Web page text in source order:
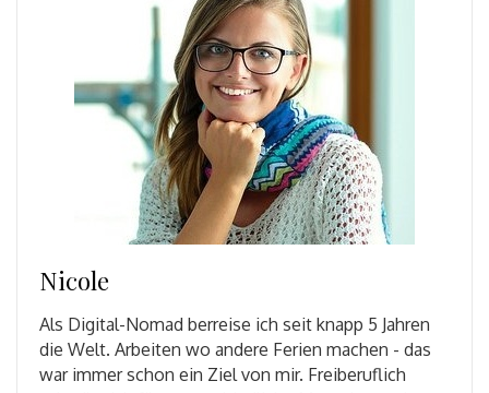
Nicole
Als Digital-Nomad berreise ich seit knapp 5 Jahren
die Welt. Arbeiten wo andere Ferien machen - das
war immer schon ein Ziel von mir. Freiberuflich